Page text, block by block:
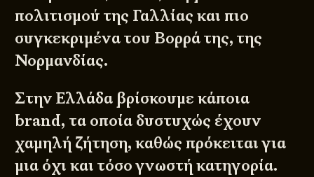
πολιτισμού της Γαλλίας και πιο
συγκεκριμένα του Βορρά της, της
Νορμανδίας.
Στην Ελλάδα βρίσκουμε κάποια
brand, τα οποία δυστυχώς έχουν
χαμηλή ζήτηση, καθώς πρόκειται για
μια όχι και τόσο γνωστή κατηγορία.